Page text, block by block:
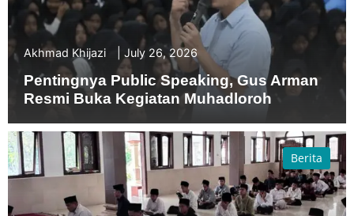
Akhmad Khijazi July 26, 2026
Pentingnya Public Speaking, Gus Arman
Resmi Buka Kegiatan Muhadloroh
Berita